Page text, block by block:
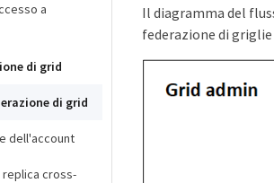
a
di grid
di grid
dell'account
replica cross-
Il diagramma del
federazione di